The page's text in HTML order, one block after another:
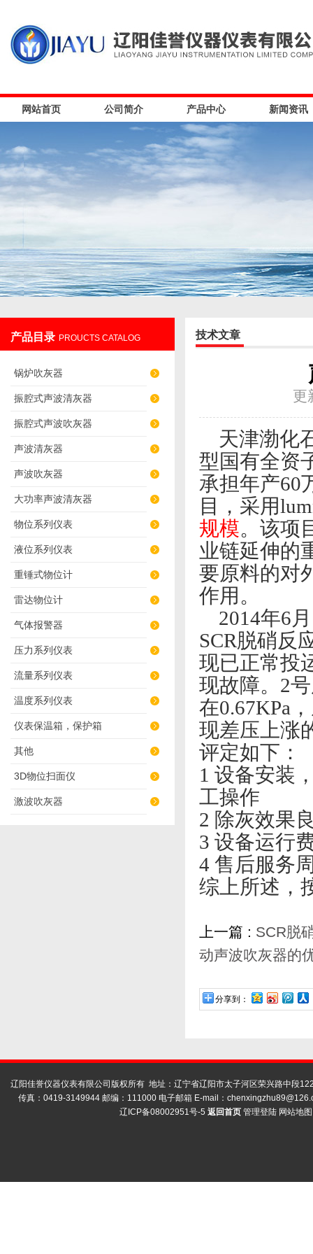
辽阳佳誉仪器仪表有限公司
网站首页 公司简介 产品中心 新闻资讯
产品目录 PROUCTS CATALOG
锅炉吹灰器
振腔式声波清灰器
振腔式声波吹灰器
声波清灰器
声波吹灰器
大功率声波清灰器
物位系列仪表
液位系列仪表
重锤式物位计
雷达物位计
气体报警器
压力系列仪表
流量系列仪表
温度系列仪表
仪表保温箱，保护箱
其他
3D物位扫面仪
激波吹灰器
技术文章
更
天津渤化
型国有全资
承担年产60
目，采用
规模。该项
业链延伸的
要原料的对
作用。
2014年6
SCR脱硝反
现已正常投
现故障。2
在0.67KPa
现差压上涨
评定如下：
1 设备安装
工操作
2 除灰效果
3 设备运行
4 售后服务
综上所述，
上一篇 : SCR脱
动声波吹灰器的
分享到：
辽阳佳誉仪器仪表有限公司版权所有 地址：辽宁省辽阳市太子河区荣兴路中段
传真：0419-3149944 邮编：111000 电子邮箱 E-mail：
辽ICP备08002951号-5 返回首页 管理登陆 网站地图